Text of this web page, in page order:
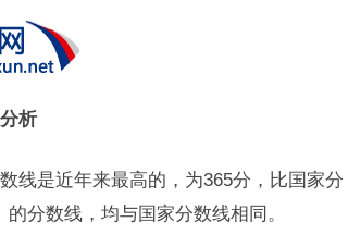
析
线是近年来最高的，为365分，比国家分
分数线，均与国家分数线相同。